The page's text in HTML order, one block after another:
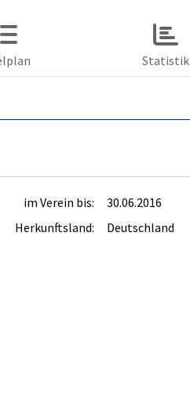
Statistik
im Verein bis:
30.06.2016
Herkunftsland:
Deutschland